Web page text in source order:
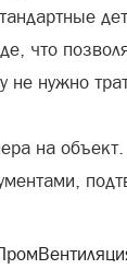
что
не нужно
на объект.